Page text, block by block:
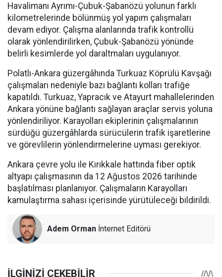
Havalimanı Ayrımı-Çubuk-Şabanözü yolunun farklı
kilometrelerinde bölünmüş yol yapım çalışmaları
devam ediyor. Çalışma alanlarında trafik kontrollü
olarak yönlendirilirken, Çubuk-Şabanözü yönünde
belirli kesimlerde yol daraltmaları uygulanıyor.
Polatlı-Ankara güzergâhında Turkuaz Köprülü Kavşağı
çalışmaları nedeniyle bazı bağlantı kolları trafiğe
kapatıldı. Turkuaz, Yapracık ve Atayurt mahallelerinden
Ankara yönüne bağlantı sağlayan araçlar servis yoluna
yönlendiriliyor. Karayolları ekiplerinin çalışmalarının
sürdüğü güzergâhlarda sürücülerin trafik işaretlerine
ve görevlilerin yönlendirmelerine uyması gerekiyor.
Ankara çevre yolu ile Kırıkkale hattında fiber optik
altyapı çalışmasının da 12 Ağustos 2026 tarihinde
başlatılması planlanıyor. Çalışmaların Karayolları
kamulaştırma sahası içerisinde yürütüleceği bildirildi.
Adem Orman İnternet Editörü